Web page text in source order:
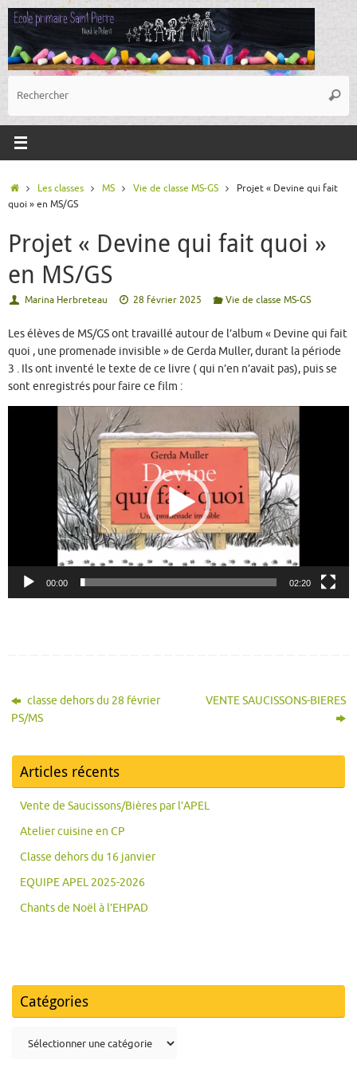
Passer
contenu
:
AccueilLes classes MS Vie de classe MS-GS
Projet « Devine qui fait
quoi » en MS/GS
Projet « Devine qui fait quoi »
en MS/GS
Marina Herbreteau 28 février 2025 Vie de classe MS-GS
Les élèves de MS/GS ont travaillé autour de l’album « Devine qui fait
quoi , une promenade invisible » de Gerda Muller, durant la période
3 . Ils ont inventé le texte de ce livre ( qui n’en n’avait pas), puis se
sont enregistrés pour faire ce film :
00:00 02:20
classe dehors du 28 février
PS/MS
VENTE SAUCISSONS-BIERES
Articles récents
Vente de Saucissons/Bières par l’APEL
Atelier cuisine en CP
Classe dehors du 16 janvier
EQUIPE APEL 2025-2026
Chants de Noël à l’EHPAD
Catégories